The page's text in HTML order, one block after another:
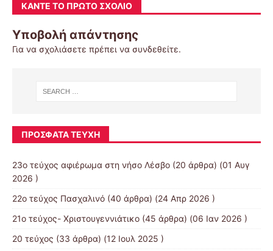
ΚΆΝΤΕ ΤΟ ΠΡΏΤΟ ΣΧΌΛΙΟ
Υποβολή απάντησης
Για να σχολιάσετε πρέπει να συνδεθείτε.
ΠΡΌΣΦΑΤΑ ΤΕΎΧΗ
23ο τεύχος αφιέρωμα στη νήσο Λέσβο (20 άρθρα) (01 Αυγ
2026 )
22ο τεύχος Πασχαλινό (40 άρθρα) (24 Απρ 2026 )
21ο τεύχος- Χριστουγεννιάτικο (45 άρθρα) (06 Ιαν 2026 )
20 τεύχος (33 άρθρα) (12 Ιουλ 2025 )